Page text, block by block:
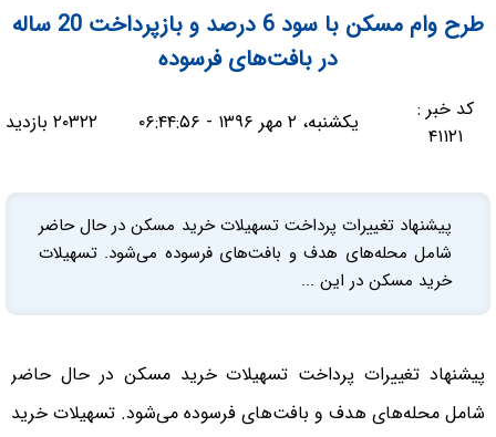
طرح وام مسکن با سود 6 درصد و بازپرداخت 20 ساله
در بافت‌های فرسوده
کد خبر :
۴۱۱۲۱
یکشنبه، ۲ مهر ۱۳۹۶ - ۰۶:۴۴:۵۶ ۲۰۳۲۲ بازدید
پیشنهاد تغییرات پرداخت تسهیلات خرید مسکن در حال حاضر
شامل محله‌های هدف و بافت‌های فرسوده می‌شود. تسهیلات
خرید مسکن در این ...
پیشنهاد تغییرات پرداخت تسهیلات خرید مسکن در حال حاضر
شامل محله‌های هدف و بافت‌های فرسوده می‌شود. تسهیلات خرید